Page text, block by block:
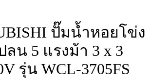
ปั๊มน้ำหอยโข่ง
น 5 แรงม้า 3 x 3
รุ่น WCL-3705FS